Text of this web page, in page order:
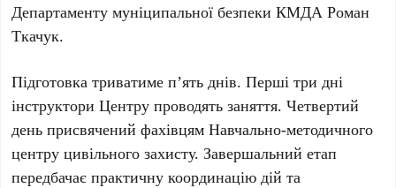
Департаменту муніципальної безпеки КМДА Роман
Ткачук.
Підготовка триватиме п’ять днів. Перші три дні
інструктори Центру проводять заняття. Четвертий
день присвячений фахівцямНавчально-методичного
центру цивільного захисту. Завершальний етап
передбачає практичну координацію дій та